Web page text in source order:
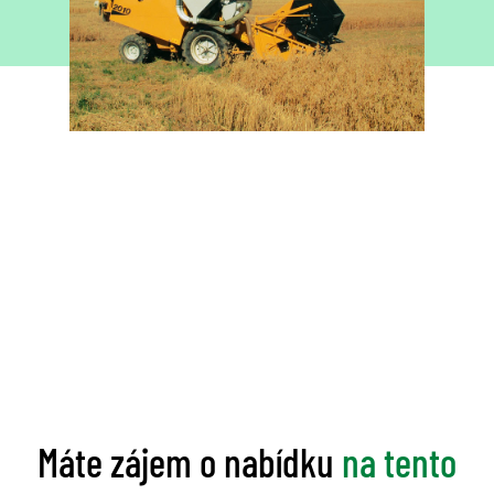
Máte zájem o nabídku na tento